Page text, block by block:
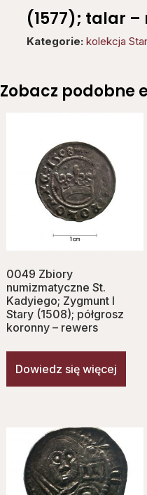
(1577); talar –
Kategorie: kolekcja
Zobacz podobne
0049 Zbiory
numizmatyczne St.
Kadyiego; Zygmunt I
Stary (1508); półgrosz
koronny – rewers
Dowiedz się więcej